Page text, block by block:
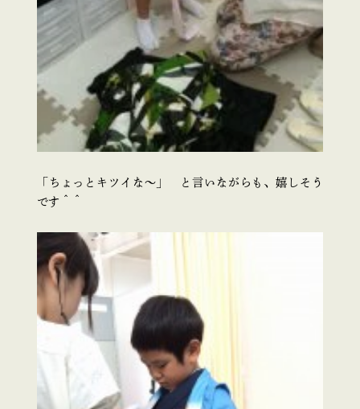
「ちょっとキツイな～」 と言いながらも、嬉しそう
です＾＾